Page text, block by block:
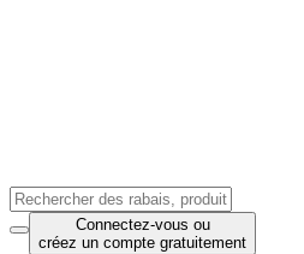
Connectez-vous ou
créez un compte gratuitement